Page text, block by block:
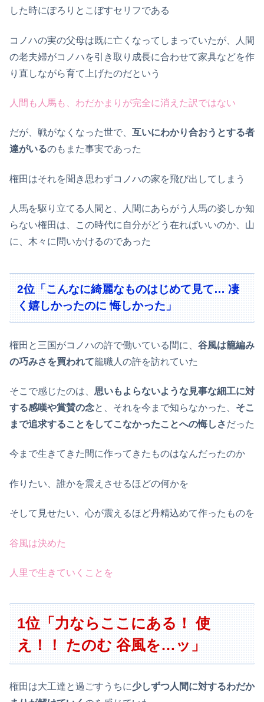
した時にぽろりとこぼすセリフである
コノハの実の父母は既に亡くなってしまっていたが、人間
の老夫婦がコノハを引き取り成長に合わせて家具などを作
り直しながら育て上げたのだという
人間も人馬も、わだかまりが完全に消えた訳ではない
だが、戦がなくなった世で、 互いにわかり合おうとする者
達がいるのもまた事実であった
権田はそれを聞き思わずコノハの家を飛び出してしまう
人馬を駆り立てる人間と、人間にあらがう人馬の姿しか知
らない権田は、この時代に自分がどう在ればいいのか、山
に、木々に問いかけるのであった
2位「こんなに綺麗なものはじめて見て… 凄
く嬉しかったのに 悔しかった」
権田と三国がコノハの許で働いている間に、 谷風は籠編み
の巧みさを買われて籠職人の許を訪れていた
そこで感じたのは、 思いもよらないような見事な細工に対
する感嘆や賞賛の念と、それを今まで知らなかった、 そこ
まで追求することをしてこなかったことへの悔しさだった
今まで生きてきた間に作ってきたものはなんだったのか
作りたい、誰かを震えさせるほどの何かを
そして見せたい、心が震えるほど丹精込めて作ったものを
谷風は決めた
人里で生きていくことを
1位「力ならここにある！ 使
え！！ たのむ 谷風を…ッ」
権田は大工達と過ごすうちに少しずつ人間に対するわだか